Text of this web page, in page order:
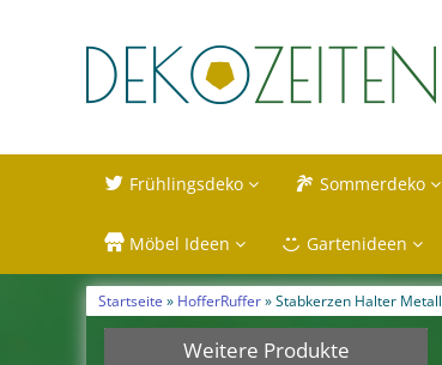
Frühlingsdeko Sommerdeko
Möbel Ideen Gartenideen
Startseite » HofferRuffer» Stabkerzen Halter Metall
Weitere Produkte